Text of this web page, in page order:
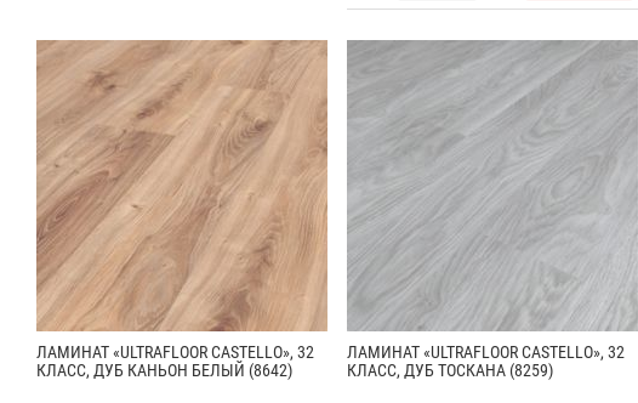
ЛАМИНАТ «ULTRAFLOOR CASTELLO», 32
КЛАСС, ДУБ КАНЬОН БЕЛЫЙ (8642)
ЛАМИНАТ «ULTRAFLOOR CASTELLO», 32
КЛАСС, ДУБ ТОСКАНА (8259)